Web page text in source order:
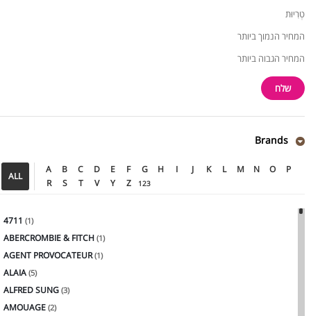
טְרִיוּת
המחיר הנמוך ביותר
המחיר הגבוה ביותר
Brands
ALL
A B C D E F G H I J K L M N O
P
R
S T V Y Z 123
4711 (1)
ABERCROMBIE & FITCH (1)
AGENT PROVOCATEUR(1)
ALAIA (5)
ALFRED SUNG (3)
AMOUAGE (2)